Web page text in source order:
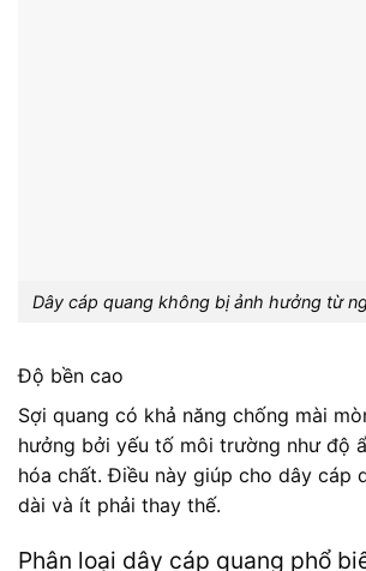
Dây cáp quang không bị ảnh hưởng từ
Độ bền cao
Sợi quang có khả năng chống mài
hưởng bởi yếu tố môi trường như độ
hóa chất. Điều này giúp cho dây cáp
dài và ít phải thay thế.
Phân loại dây cáp quang phổ